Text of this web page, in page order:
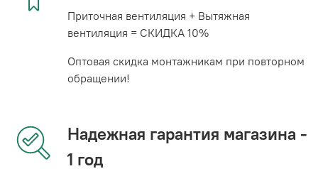
Приточная вентиляция + Вытяжная
вентиляция = СКИДКА 10%
Оптовая скидка монтажникам при повторном
обращении!
Надежная гарантия магазина -
1 год